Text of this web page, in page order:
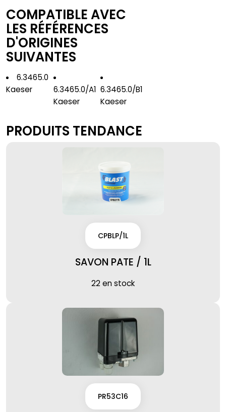
COMPATIBLE AVEC
LES RÉFÉRENCES
D'ORIGINES
SUIVANTES
6.3465.0
Kaeser
6.3465.0/A1
Kaeser
6.3465.0/B1
Kaeser
PRODUITS TENDANCE
CPBLP/1L
SAVON PATE / 1L
22 en stock
PR53C16